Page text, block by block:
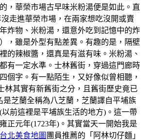
，華榮市場古早味米粉湯便是如此。直
走進華榮市場，在兩家想吃沒開或賣
炸物、米粉湯，還意外吃到記憶中的炸
，雖是外型有點差異。有趣的是，隔壁
的辣椒醬，還真是有滋有味。米粉湯、
有一定水準。士林舊街，穿過這門廊時
個字。有一點陌生，又好像似曾相聽，
林其實有新舊街之分，且舊街歷史竟已
是芝蘭全稱為八芝蘭，芝蘭譯自平埔族
前這裡是平埔族生活的地方)。這一帶
正元年(1723年)。其實當天一開始我是
北美食地圖 團員推薦的「阿林切仔麵」